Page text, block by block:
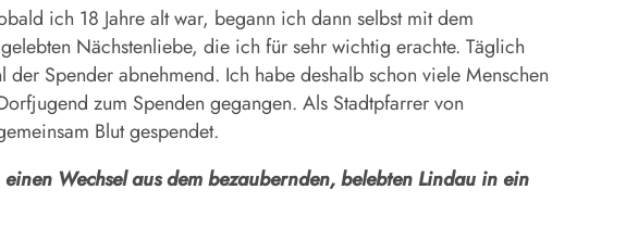
ich 18 Jahre alt war, begann ich dann selbst mit dem
Nächstenliebe, die ich für sehr wichtig erachte. Täglich
Spender abnehmend. Ich habe deshalb schon viele Menschen
zum Spenden gegangen. Als Stadtpfarrer von
Blut gespendet.
Wechsel aus dem bezaubernden, belebten Lindau in ein